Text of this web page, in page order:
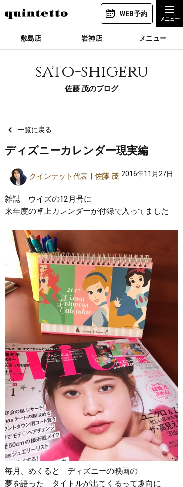
WEB予約
敷島店 岩神店 メニュー
sato-shigeru
佐藤 茂のブログ
一覧に戻る
ディズニーカレンダー現実編
クインテット代表 佐藤 茂 2016年11月27日
雑誌 ウイズの12月号に
来年度の卓上カレンダーが付録で入ってました
毎月、めくると ディズニーの映画の
夢を語った タイトルが出てくるって趣向に